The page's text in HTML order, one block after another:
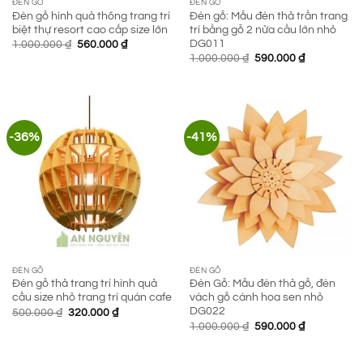
ĐÈN GỖ
Đèn gỗ hình quả thông trang trí
biệt thự resort cao cấp size lớn
1.000.000₫ Giá
560.000 ₫Giá
ĐÈN GỖ
Đèn gỗ: Mẫu đèn thả trần trang
trí bằng gỗ 2 nửa cầu lớn nhỏ
DG011
1.000.000₫ Giá
590.000 ₫Giá
-36%
ĐÈN GỖ
Đèn gỗ thả trang trí hình quả
cầu size nhỏ trang trí quán cafe
500.000₫ Giá
320.000 ₫Giá
-41%
ĐÈN GỖ
Đèn Gỗ: Mẫu đèn thả gỗ, đèn
vách gỗ cánh hoa sen nhỏ
DG022
1.000.000₫ Giá
590.000 ₫Giá